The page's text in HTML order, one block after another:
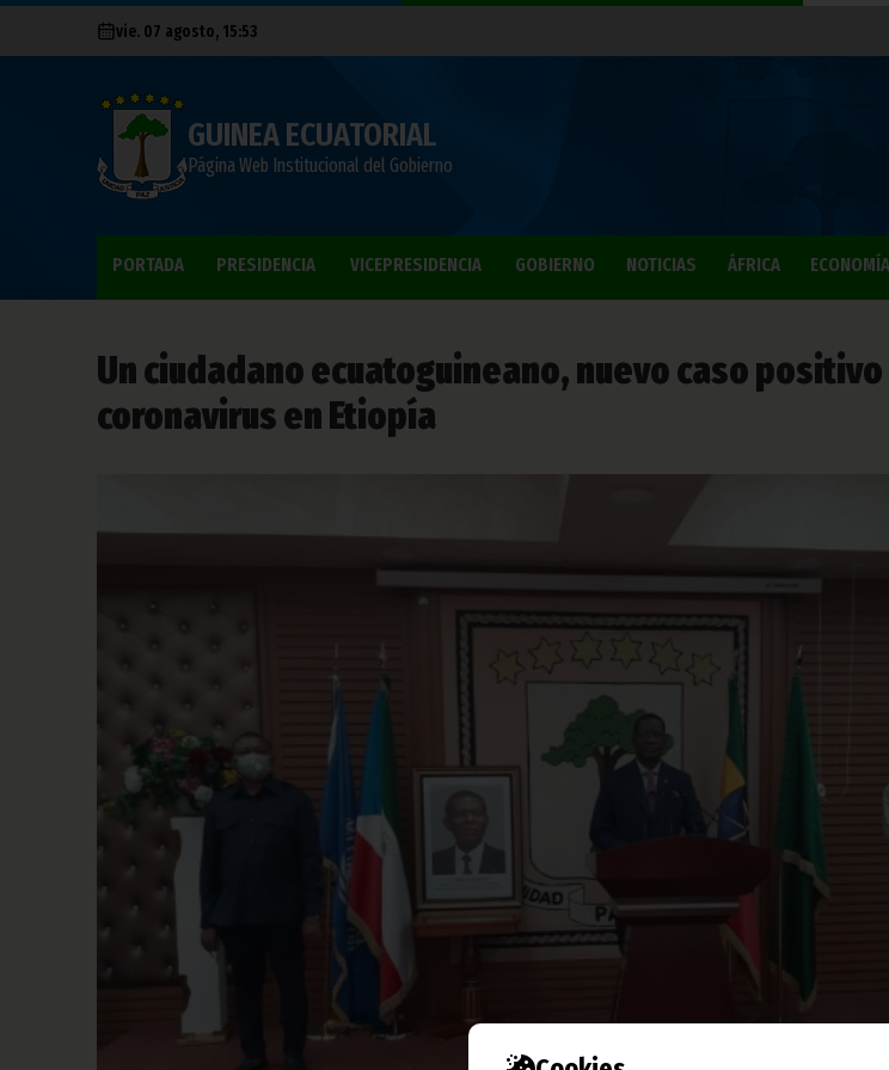
vie. 07 agosto, 15:53
GUINEA ECUATORIAL
Página Web Institucional del Gobierno
PORTADA PRESIDENCIA VICEPRESIDENCIA GOBIERNO NOTICIAS ÁFRICA ECONOMÍA
Un ciudadano ecuatoguineano, nuevo caso
coronavirus en Etiopía